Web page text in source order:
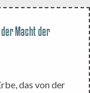
Macht der
das von der